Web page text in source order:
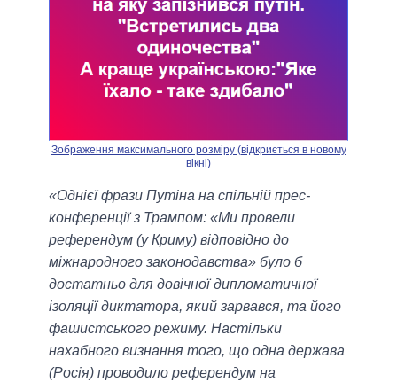
Зображення максимального розміру (відкриється в новому
вікні)
«Однієї фрази Путіна на спільній прес-
конференції з Трампом: «Ми провели
референдум (у Криму) відповідно до
міжнародного законодавства» було б
достатньо для довічної дипломатичної
ізоляції диктатора, який зарвався, та його
фашистського режиму. Настільки
нахабного визнання того, що одна держава
(Росія) проводило референдум на